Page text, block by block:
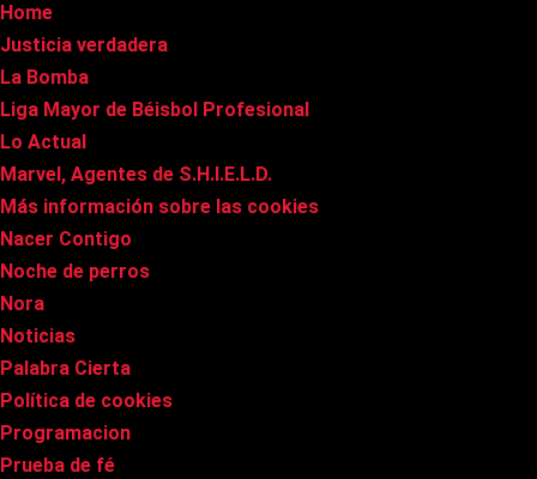
Home
Justicia verdadera
La Bomba
Liga Mayor de Béisbol Profesional
Lo Actual
Marvel, Agentes de S.H.I.E.L.D.
Más información sobre las cookies
Nacer Contigo
Noche de perros
Nora
Noticias
Palabra Cierta
Política de cookies
Programacion
Prueba de fé